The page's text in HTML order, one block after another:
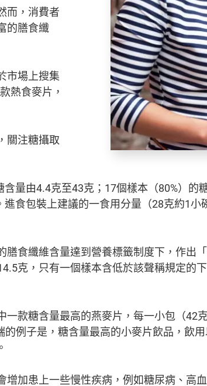
而，消費者
的膳食纖
市場上搜集
熱食麥片，
關注糖攝取
量由4.4克至43克；17個樣本（80%）的
食包裝上建議的一食用分量（28克約1小
食纖維含量達到營養標籤制度下，作出
克，只有一個樣本含低於該聲稱規定的
款糖含量最高的燕麥片，每一小包（42
例子是，糖含量最高的小麥片飲品，飲
加患上一些慢性疾病，例如糖尿病、高